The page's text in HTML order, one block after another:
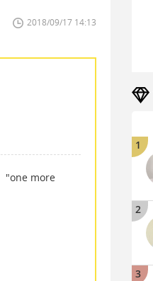
2018/09/17 14:13
"one more
1
2
3